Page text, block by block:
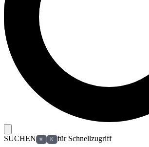
SUCHEN ⌘ K für Schnellzugriff